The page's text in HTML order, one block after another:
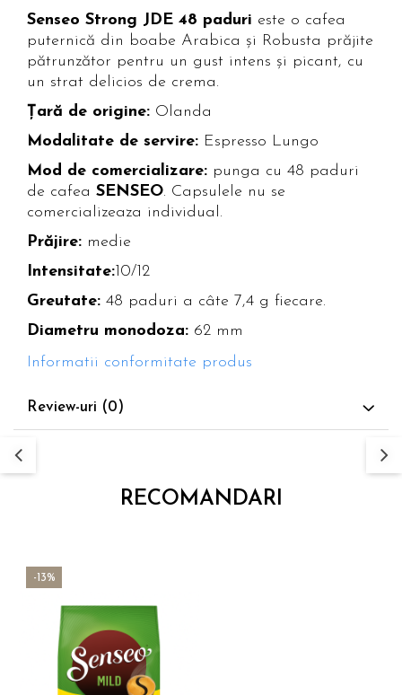
Senseo Strong JDE 48 paduri este o cafea
puternică din boabe Arabica și Robusta prăjite
pătrunzător pentru un gust intens și picant, cu
un strat delicios de crema.
Țară de origine: Olanda
Modalitate de servire: Espresso Lungo
Mod de comercializare: punga cu 48 paduri
de cafea SENSEO. Capsulele nu se
comercializeaza individual.
Prăjire: medie
Intensitate:10/12
Greutate: 48 paduri a câte 7,4 g fiecare.
Diametru monodoza: 62 mm
Informatii conformitate produs
Review-uri (0)
RECOMANDARI
-13%